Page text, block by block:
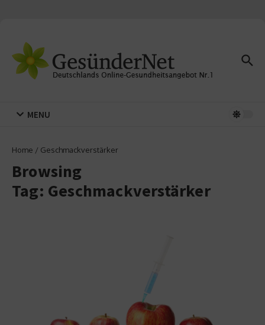
MENU
Home / Geschmackverstärker
Browsing
Tag: Geschmackverstärker